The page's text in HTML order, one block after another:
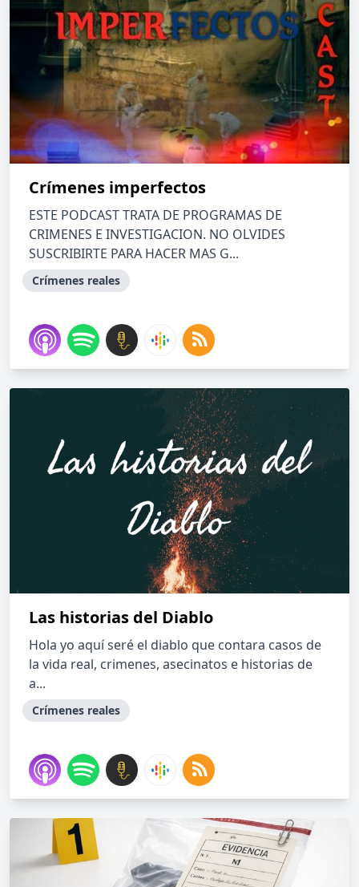
Crímenes imperfectos
ESTE PODCAST TRATA DE PROGRAMAS DE
CRIMENES E INVESTIGACION. NO OLVIDES
SUSCRIBIRTE PARA HACER MAS G...
Crímenes reales
Las historias del Diablo
Hola yo aquí seré el diablo que contara casos de
la vida real, crimenes, asecinatos e historias de
a...
Crímenes reales